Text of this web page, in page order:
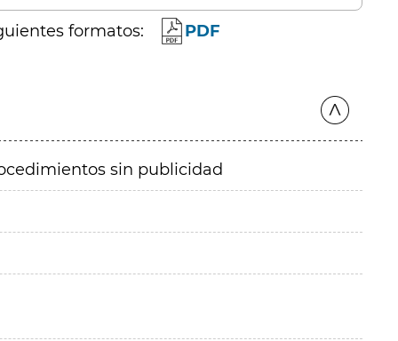
formatos: PDF
sin publicidad